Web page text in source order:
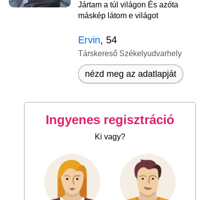
Jártam a túl világon És azóta
máskép látom e világot
Ervin, 54
Társkereső Székelyudvarhely
nézd meg az adatlapját
Ingyenes regisztráció
Ki vagy?